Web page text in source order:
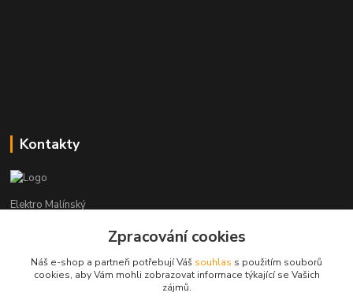
Kontakty
Elektro Malínský
+420 608 255 160
(Po-Čt - 8:30-16:00, Pá - 8:30-14:00)
Zpracování cookies
Náš e-shop a partneři potřebují Váš souhlas s použitím souborů
cookies, aby Vám mohli zobrazovat informace týkající se Vašich
zájmů.